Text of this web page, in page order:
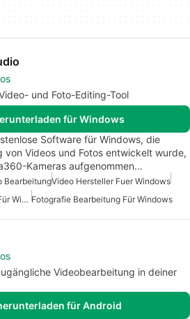
und Foto-Editing-Tool
für Windows
Software für Windows, die
von Videos und Fotos entwickelt wurde,
Kameras aufgenommen…
BearbeitungVideo Hersteller Fuer Windows
Videobearbeitungsprogramme Für Windows Fotografie Bearbeitung Für Windows
Videobearbeitung in deiner
für Android